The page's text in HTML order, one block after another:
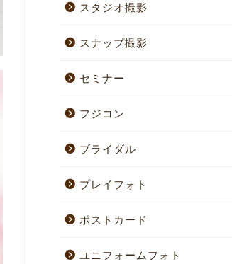
スタジオ撮影
スナップ撮影
セミナー
フジコン
ブライダル
プレイフォト
ポストカード
ユニフォームフォト